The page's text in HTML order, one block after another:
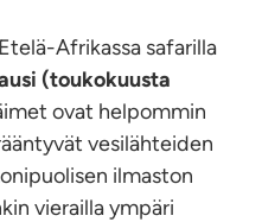
Afrikassa safarilla
(toukokuusta
ovat helpommin
vesilähteiden
ilmaston
vierailla ympäri